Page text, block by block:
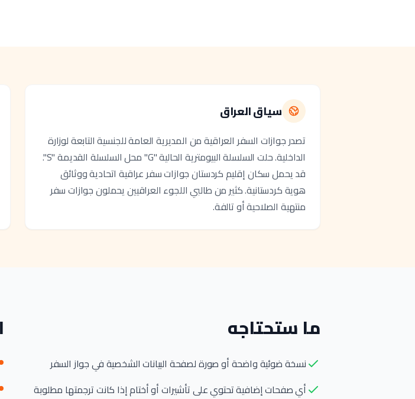
سياق العراق
تصدر جوازات السفر العراقية من المديرية العامة للجنسية التابعة لوزارة
الداخلية. حلت السلسلة البيومترية الحالية "G" محل السلسلة القديمة "S".
قد يحمل سكان إقليم كردستان جوازات سفر عراقية اتحادية ووثائق
هوية كردستانية. كثير من طالبي اللجوء العراقيين يحملون جوازات سفر
منتهية الصلاحية أو تالفة.
ما ستحتاجه
نسخة ضوئية واضحة أو صورة لصفحة البيانات الشخصية في جواز السفر
أي صفحات إضافية تحتوي على تأشيرات أو أختام إذا كانت ترجمتها مطلوبة